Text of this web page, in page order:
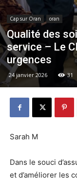
Cap sur Oran oran
Qualité des
service – Le
urgences
24 janvier 2026 31
Sarah M
Dans le souci
et d’améliorer les